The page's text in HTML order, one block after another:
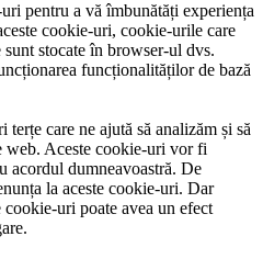
pentru a vă îmbunătăți experiența
cookie-uri, cookie-urile care
stocate în browser-ul dvs.
funcționalităților de bază
care ne ajută să analizăm și să
web. Aceste cookie-uri vor fi
acordul dumneavoastră. De
la aceste cookie-uri. Dar
cookie-uri poate avea un efect